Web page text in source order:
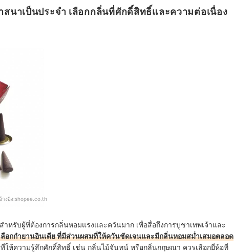
นาเป็นประจำ เลือกกลิ่นที่ศักดิ์สิทธิ์และความต่อเนื่อง
อ้างอิง:shopee.co.th
หรับผู้ที่ต้องการกลิ่นหอมแรงและควันมาก เพื่อสื่อถึงการบูชาเทพเจ้าและ
ลือกกำยานอินเดีย ที่มีส่วนผสมที่ให้ควันชัดเจนและมีกลิ่นหอมสม่ำเสมอตลอด
ให้ความรู้สึกศักดิ์สิทธิ์ เช่น กลิ่นไม้จันทน์ หรือกลิ่นกฤษณา ควรเลือกยี่ห้อที่